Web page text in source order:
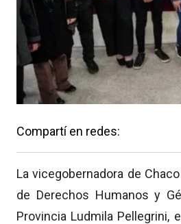
Compartí en redes:
La vicegobernadora de
de Derechos Humanos y
Provincia Ludmila Pellegrini,